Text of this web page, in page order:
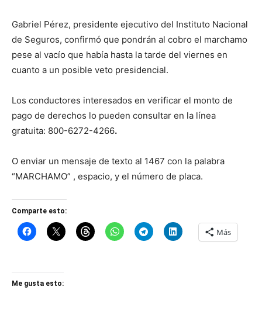
Gabriel Pérez, presidente ejecutivo del Instituto Nacional
de Seguros, confirmó que pondrán al cobro el marchamo
pese al vacío que había hasta la tarde del viernes en
cuanto a un posible veto presidencial.
Los conductores interesados en verificar el monto de
pago de derechos lo pueden consultar en la línea
gratuita: 800-6272-4266.
O enviar un mensaje de texto al 1467 con la palabra
“MARCHAMO” , espacio, y el número de placa.
Comparte esto:
Más
Me gusta esto: